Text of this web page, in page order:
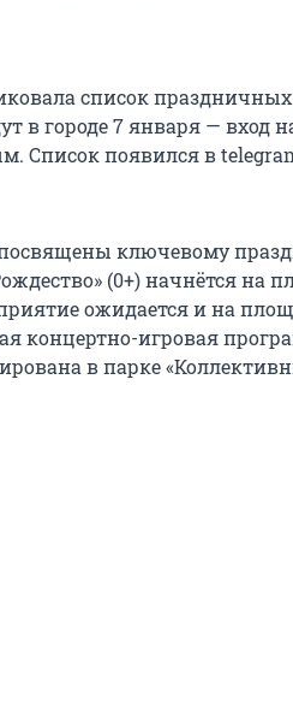
список
в городе 7 января — вход
Список появился в
ключевому
(0+) начнётся на
ожидается и на
концертно-игровая
в парке